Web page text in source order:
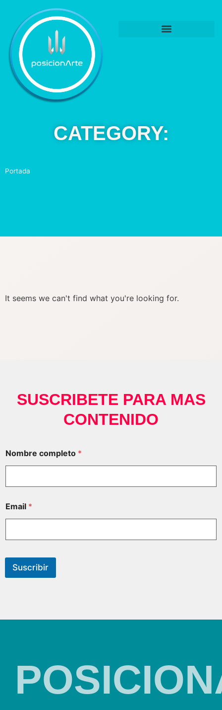
CATEGORY:
Portada
It seems we can't find what you're looking for.
SUSCRIBETE PARA MAS
CONTENIDO
Nombre completo *
Email *
Suscribir